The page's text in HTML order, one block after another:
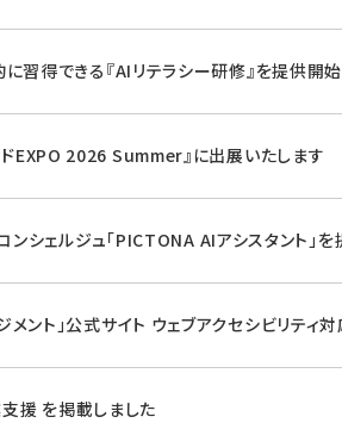
習得できる『AIリテラシー研修』を提供開
ドEXPO 2026 Summer』に出展いたします
ンシェルジュ「PICTONA AIアシスタント」
ント」公式サイト ウェブアクセシビリティ
援 を掲載しました